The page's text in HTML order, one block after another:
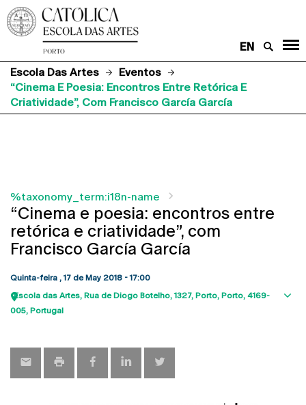
EN
Escola Das Artes
Eventos
“Cinema E Poesia: Encontros Entre Retórica E
Criatividade”, Com Francisco García García
%taxonomy_term:i18n-name
“Cinema e poesia: encontros entre
retórica e criatividade”, com
Francisco García García
Quinta-feira , 17 de May 2018 - 17:00
Escola das Artes Rua de Diogo Botelho, 1327 Porto Porto 4169-
005 Portugal